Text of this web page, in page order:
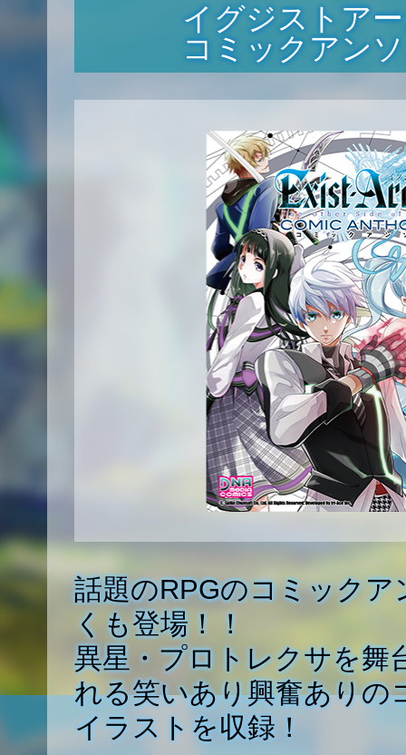
イグジストア
コミックアン
話題のRPGのコミックア
くも登場！！
異星・プロトレクサを舞
れる笑いあり興奮ありの
イラストを収録！